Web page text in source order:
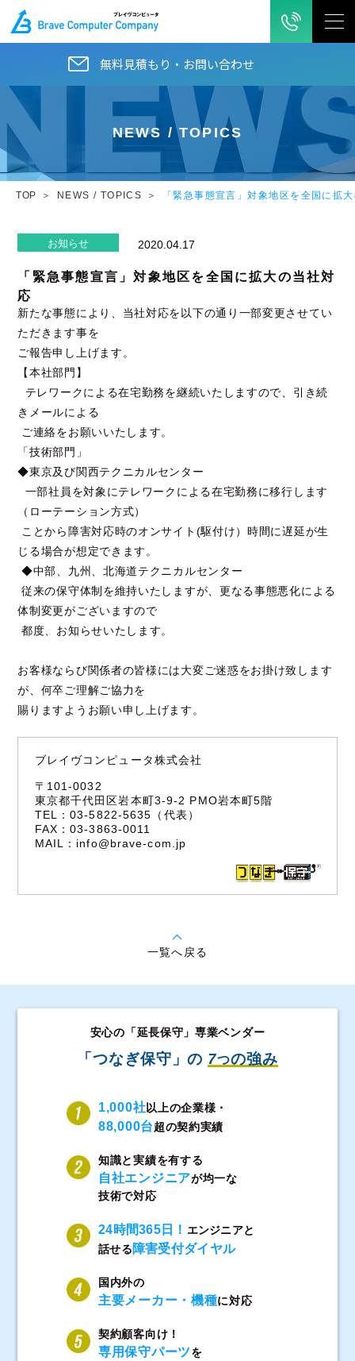
無料見積もり・お問い合わせ
NEWS / TOPICS
TOP NEWS / TOPICS 「緊急事態宣言」対象地区を全国に拡
お知らせ 2020.04.17
「緊急事態宣言」対象地区を全国に拡大の当社対
応
新たな事態により、当社対応を以下の通り一部変更させてい
ただきます事を
ご報告申し上げます。
【本社部門】
テレワークによる在宅勤務を継続いたしますので、引き続
きメールによる
ご連絡をお願いいたします。
「技術部門」
◆東京及び関西テクニカルセンター
一部社員を対象にテレワークによる在宅勤務に移行します
（ローテーション方式）
ことから障害対応時のオンサイト(駆付け）時間に遅延が生
じる場合が想定できます。
◆中部、九州、北海道テクニカルセンター
従来の保守体制を維持いたしますが、更なる事態悪化による
体制変更がございますので
都度、お知らせいたします。
お客様ならび関係者の皆様には大変ご迷惑をお掛け致します
が、何卒ご理解ご協力を
賜りますようお願い申し上げます。
ブレイヴコンピュータ株式会社
〒101-0032
東京都千代田区岩本町3-9-2 PMO岩本町5階
TEL：03-5822-5635（代表）
FAX：03-3863-0011
MAIL： info@brave-com.jp
一覧へ戻る
安心の「延長保守」専業ベンダー
「つなぎ保守」の 7つの強み
1,000社以上の企業様・
88,000台超の契約実績
知識と実績を有する
自社エンジニアが均一な
技術で対応
24時間365日！ エンジニアと
話せる障害受付ダイヤル
国内外の
主要メーカー・機種に対応
契約顧客向け！
専用保守パーツを